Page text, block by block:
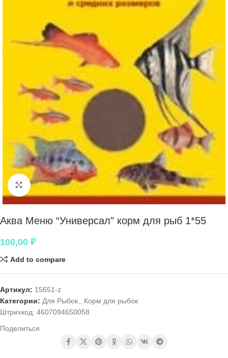
Нажмите, чтобы увеличить
Аква Меню “Универсал” корм для рыб 1*55
100,00 ₽
Add to compare
Артикул: 15651-z
Категории: Для Рыбок
Корм для рыбок
Штрихкод: 4607094650058
Поделиться